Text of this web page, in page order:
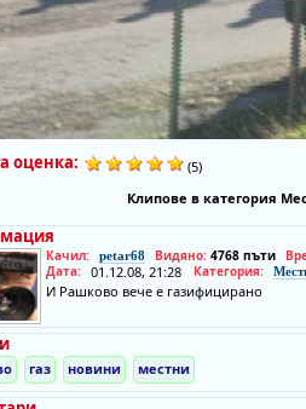
оценка:
(5)
Клипове в категория
Качил: petar68 Видяно: 4768 пъти
Дата: 01.12.08, 21:28 Категория:
И Рашково вече е газифицирано
газ новини местни